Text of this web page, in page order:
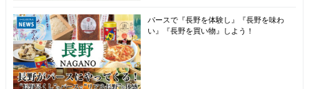
パースで『長野を体験し』『長野を味わ
い』『長野を買い物』しよう！